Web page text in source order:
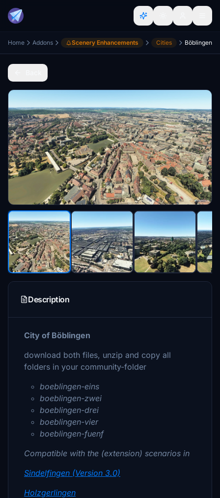
Home Addons Scenery Enhancements Cities Böblingen
Description
City of Böblingen
download both files, unzip and copy all
folders in your community-folder
boeblingen-eins
boeblingen-zwei
boeblingen-drei
boeblingen-vier
boeblingen-fuenf
Compatible with the (extension) scenarios in
Sindelfingen (Version 3.0)
Holzgerlingen